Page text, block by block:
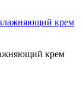
крем